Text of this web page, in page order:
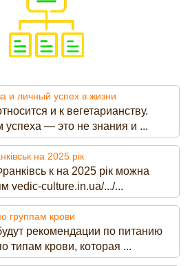
и личный успех в жизни
и к вегетарианству.
— это не знания и ...
на 2025 рік
к на 2025 рік можна
vedic-culture.in.ua/.../...
группам крови
рекомендации по питанию
типам крови, которая ...